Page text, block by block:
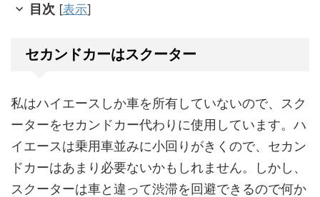
目次 [表示]
セカンドカーはスクーター
私はハイエースしか車を所有していないので、スク
ーターをセカンドカー代わりに使用しています。ハ
イエースは乗用車並みに小回りがきくので、セカン
ドカーはあまり必要ないかもしれません。しかし、
スクーターは車と違って渋滞を回避できるので何か